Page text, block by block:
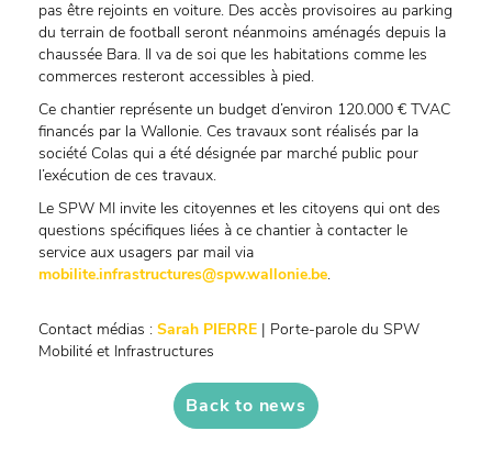
pas être rejoints en voiture. Des accès provisoires au parking
du terrain de football seront néanmoins aménagés depuis la
chaussée Bara. Il va de soi que les habitations comme les
commerces resteront accessibles à pied.
Ce chantier représente un budget d’environ 120.000 € TVAC
financés par la Wallonie. Ces travaux sont réalisés par la
société Colas qui a été désignée par marché public pour
l’exécution de ces travaux.
Le SPW MI invite les citoyennes et les citoyens qui ont des
questions spécifiques liées à ce chantier à contacter le
service aux usagers par mail via
mobilite.infrastructures@spw.wallonie.be.
Contact médias : Sarah PIERRE | Porte-parole du SPW
Mobilité et Infrastructures
Back to news